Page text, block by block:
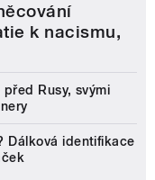
k nacismu,
Rusy, svými
Dálková identifikace